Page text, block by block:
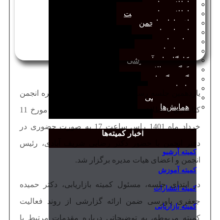
اطلاعیه‌ها
اطلاعیه‌های عضویت
افتخارات انجمن
انتصاب‌ها
بیانیه‌ها
رویدادهای مهم
کارگاه‌های آموزشی
کنگره سالانه
گفت‌وگوها
یادداشت
مجمع عمومی
همایش‌ها
اخبار کمیته‌ها
کمیته آرشیو
کمیته آموزش
کمیته انتشارات
کمیته بازاریابی
یازدهمین جلسه رسمی هشتمین دوره هیات مدیره انجمن
کتابداری و اطلاع‌رسانی ایران در روز سه‌شنبه مورخ 11
خرداد ماه 1401 راس ساعت 17 به صورت حضوری در
دفتر انجمن با حضور دکتر رضایی شریف آبادی، رئیس
انجمن و اعضای هیات مدیره برگزار شد.
در ابتدای جلسه، مسئول کمیته بازاریابی، دکتر حمیده
جعفری پاورسی ضمن ارائه گزارشی از روند فعالیت
کمیته مربوطه، به توضیحاتی درباره مقدمات مرتبط با